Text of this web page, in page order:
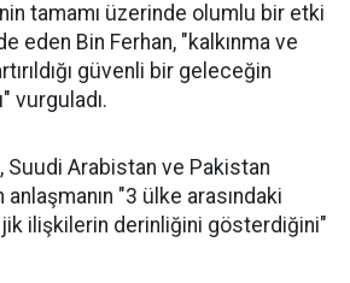
tamamı üzerinde olumlu bir etki
eden Bin Ferhan, "kalkınma ve
güvenli bir geleceğin
vurguladı.
Suudi Arabistan ve Pakistan
anlaşmanın "3 ülke arasındaki
ilişkilerin derinliğini gösterdiğini"